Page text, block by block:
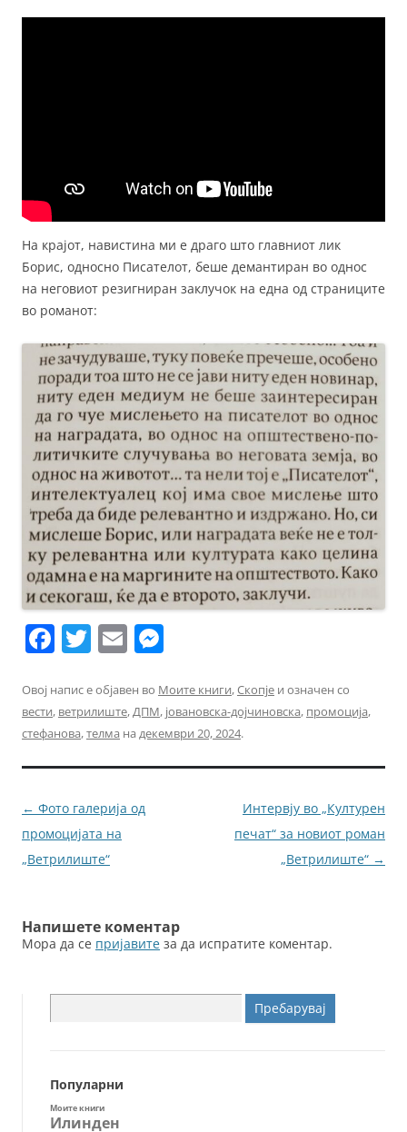
На крајот, навистина ми е драго што главниот лик
Борис, односно Писателот, беше демантиран во однос
на неговиот резигниран заклучок на една од страниците
во романот:
F
c
e
o
k
T
itt
er
E
ai
l
ss
e
Овој напис е објавен во Моите книги,Скопје и означен со
вести, ветрилиште,ДПМ, јовановска-дојчиновска, промоција,
стефанова,телма на декември 20, 2024.
Навигација
за
написи
← Фото галерија од
промоцијата на
„Ветрилиште“
Интервју во „Културен
печат“ за новиот роман
„Ветрилиште“ →
Напишете коментар
Мора да се пријавите за да испратите коментар.
за:
Популарни